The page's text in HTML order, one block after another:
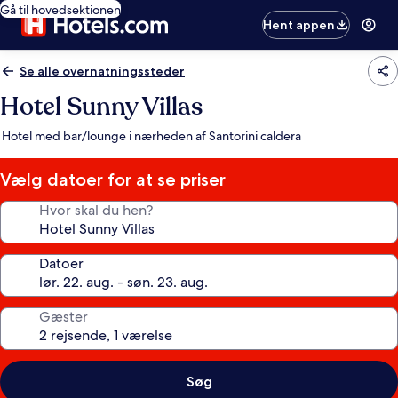
Gå til hovedsektionen
Hent appen
Se alle overnatningssteder
Hotel Sunny Villas
Hotel med bar/lounge i nærheden af Santorini caldera
Vælg datoer for at se priser
Hvor skal du hen?
Datoer
Gæster
Søg